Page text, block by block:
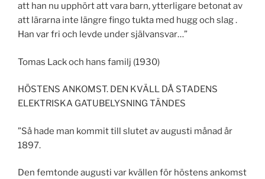
att han nu upphört att vara barn, ytterligare betonat av
att lärarna inte längre fingo tukta med hugg och slag .
Han var fri och levde under självansvar…”
Tomas Lack och hans familj (1930)
HÖSTENS ANKOMST. DEN KVÄLL DÅ STADENS
ELEKTRISKA GATUBELYSNING TÄNDES
”Så hade man kommit till slutet av augusti månad år
1897.
Den femtonde augusti var kvällen för höstens ankomst